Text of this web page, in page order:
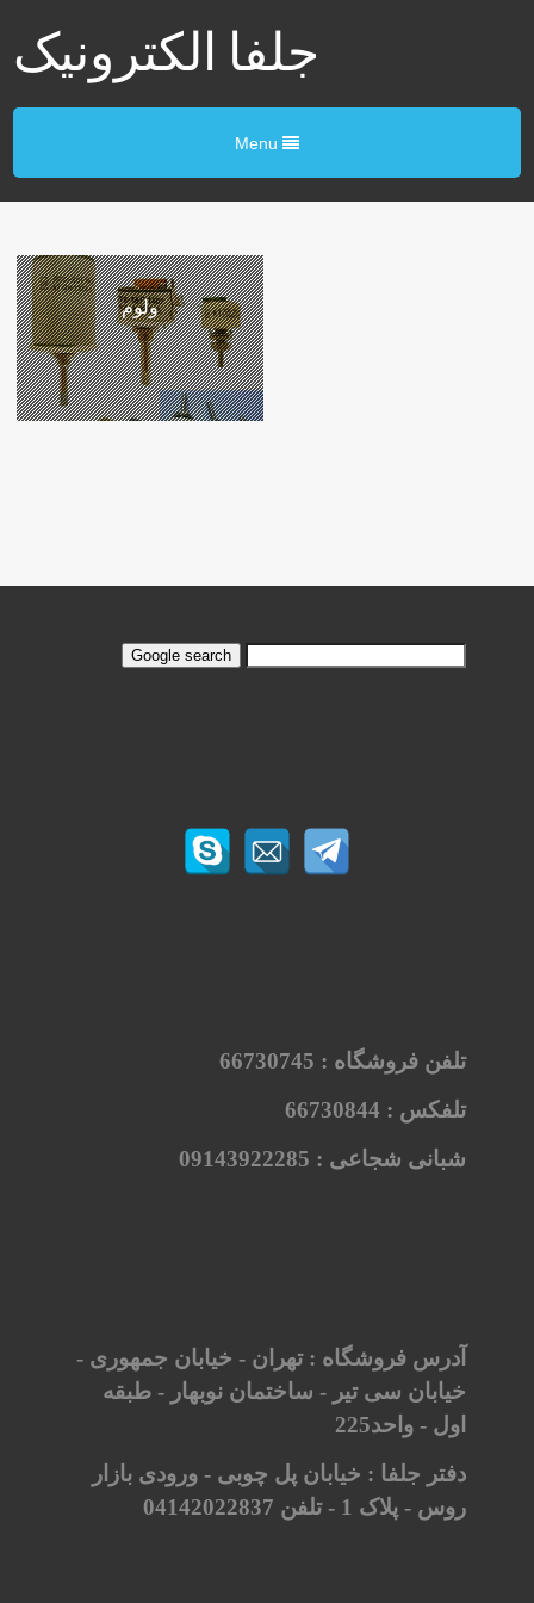
جلفا الکترونیک
ولوم
تلفن فروشگاه :
تلفکس :
شبانی شجاعی :
آدرس فروشگاه : تهران - خیابان جمهوری -
خیابان سی تیر - ساختمان نوبهار - طبقه
اول - واحد225
دفتر جلفا : خیابان پل چوبی - ورودی بازار
روس - پلاک 1 - تلفن 04142022837